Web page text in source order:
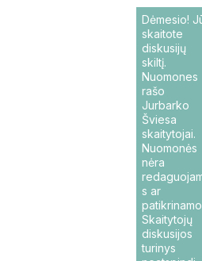
Dėmesio!
skaitote
diskusijų
skiltį.
Nuomones
rašo
Jurbarko
Šviesa
skaitytojai.
Nuomonės
nėra
s ar
Skaitytojų
diskusijos
turinys